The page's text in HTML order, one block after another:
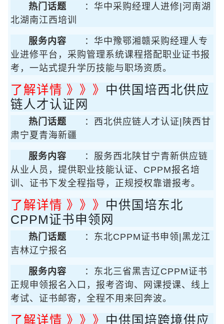
热门话题
：华中采购经理人进修|河南湖
北湖南江西培训
服务内容
：华中豫鄂湘赣采购经理人专
业进修平台，采购管理系统课程搭配职业证书报
考，一站式提升学历技能与职场资质。
了解详情 》》》 中供国培西北供应
链人才认证网
热门话题
：西北供应链人才认证|陕西甘
肃宁夏青海新疆
服务内容
：服务西北陕甘宁青新供应链
从业人员，提供职业技能认证、CPPM报名培
训、证书下发全程指导，正规授权靠谱报考。
了解详情 》》》 中供国培东北
CPPM证书申领网
热门话题
：东北CPPM证书申领|黑龙江
吉林辽宁报名
服务内容
：东北三省黑吉辽CPPM证书
正规申领报名入口，报考咨询、网课授课、线上
考试、证书邮寄，全程不用来回奔波。
了解详情 》》》 中供国培跨境供应